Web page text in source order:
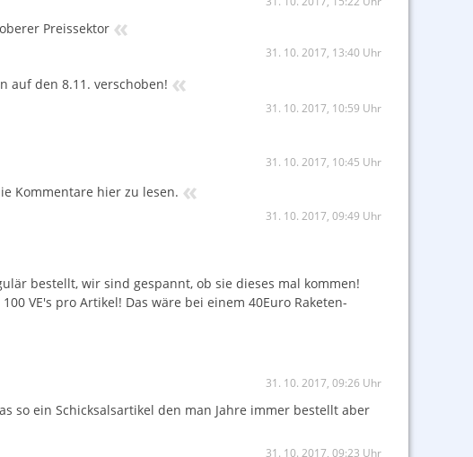
Preissektor «
31. 10. 2017, 13:40 Uhr
auf den 8.11. verschoben! «
31. 10. 2017, 10:59 Uhr
31. 10. 2017, 10:45 Uhr
Kommentare hier zu lesen. «
31. 10. 2017, 09:49 Uhr
bestellt, wir sind gespannt, ob sie dieses mal kommen!
VE's pro Artikel! Das wäre bei einem 40Euro Raketen-
31. 10. 2017, 09:26 Uhr
so ein Schicksalsartikel den man Jahre immer bestellt aber
31. 10. 2017, 09:23 Uhr